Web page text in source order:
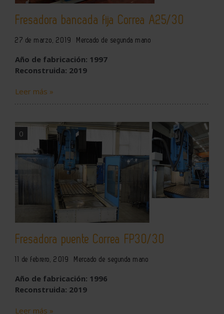
Fresadora bancada fija Correa A25/30
27 de marzo, 2019 Mercado de segunda mano
Año de fabricación: 1997
Reconstruida: 2019
Leer más »
0
Fresadora puente Correa FP30/30
11 de febrero, 2019 Mercado de segunda mano
Año de fabricación: 1996
Reconstruida: 2019
Leer más »